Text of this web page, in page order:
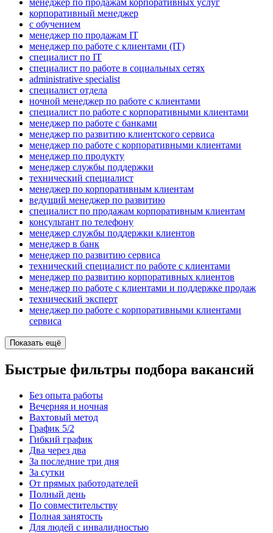
менеджер по продажам корпоративных услуг
корпоративный менеджер
с обучением
менеджер по продажам IT
менеджер по работе с клиентами (IT)
специалист по IT
специалист по работе в социальных сетях
administrative specialist
специалист отдела
ночной менеджер по работе с клиентами
специалист по работе с корпоративными клиентами
менеджер по работе с банками
менеджер по развитию клиентского сервиса
менеджер по работе с корпоративными клиентами
менеджер по продукту
менеджер службы поддержки
технический специалист
менеджер по корпоративным клиентам
ведущий менеджер по развитию
специалист по продажам корпоративным клиентам
консультант по телефону
менеджер службы поддержки клиентов
менеджер в банк
менеджер по развитию сервиса
технический специалист по работе с клиентами
менеджер по развитию корпоративных клиентов
менеджер по работе с клиентами и поддержке продаж
технический эксперт
менеджер по работе с корпоративными клиентами
сервиса
Показать ещё
Быстрые фильтры подбора вакансий
Без опыта работы
Вечерняя и ночная
Вахтовый метод
График 5/2
Гибкий график
Два через два
За последние три дня
За сутки
От прямых работодателей
Полный день
По совместительству
Полная занятость
Для людей с инвалидностью